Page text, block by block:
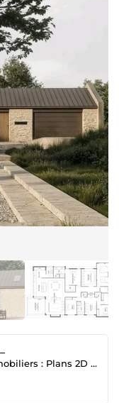
Donnez vie à vos projets immobiliers : Plans 2D précis & Rendus 3D de haute qualité.